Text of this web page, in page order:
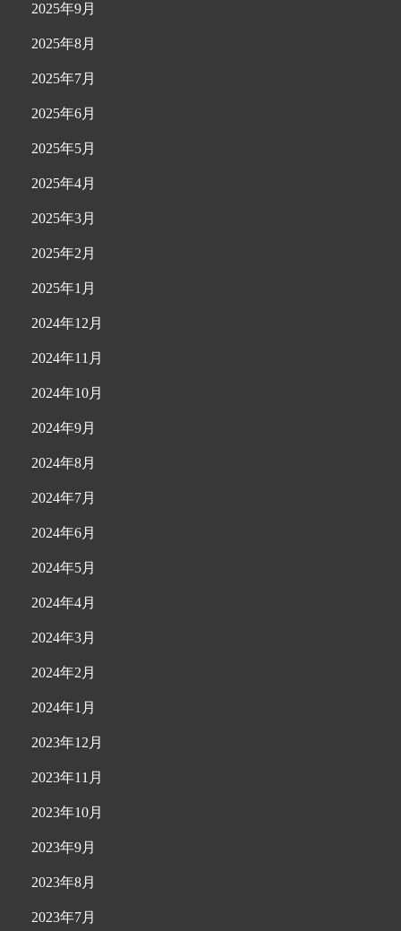
2025年9月
2025年8月
2025年7月
2025年6月
2025年5月
2025年4月
2025年3月
2025年2月
2025年1月
2024年12月
2024年11月
2024年10月
2024年9月
2024年8月
2024年7月
2024年6月
2024年5月
2024年4月
2024年3月
2024年2月
2024年1月
2023年12月
2023年11月
2023年10月
2023年9月
2023年8月
2023年7月